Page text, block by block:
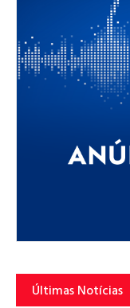
Últimas Notícias